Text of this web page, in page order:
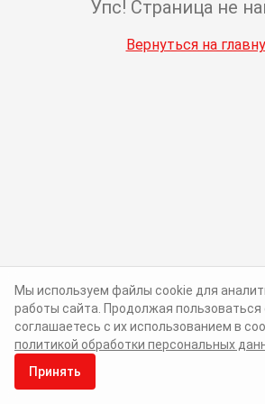
Упс! Страница не
Вернуться на
Мы используем файлы cookie для
работы сайта. Продолжая пользоваться
соглашаетесь с их использованием в
политикой обработки персональных
Принять